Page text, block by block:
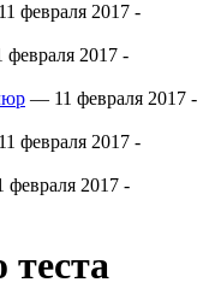
февраля 2017 -
2017 -
— 11 февраля 2017 -
февраля 2017 -
2017 -
теста